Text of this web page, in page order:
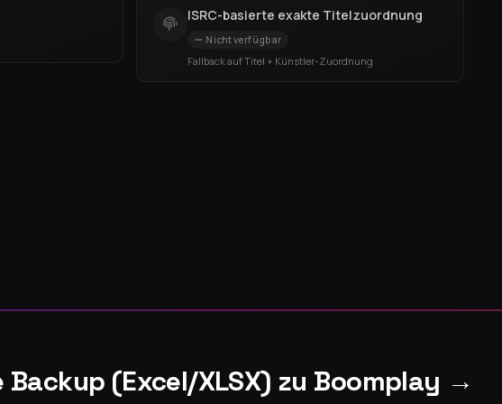
ISRC-basierte exakte Titelzuordnung
Nicht verfügbar
Fallback auf Titel + Künstler-Zuordnung
(Excel/XLSX) zu Boomplay →